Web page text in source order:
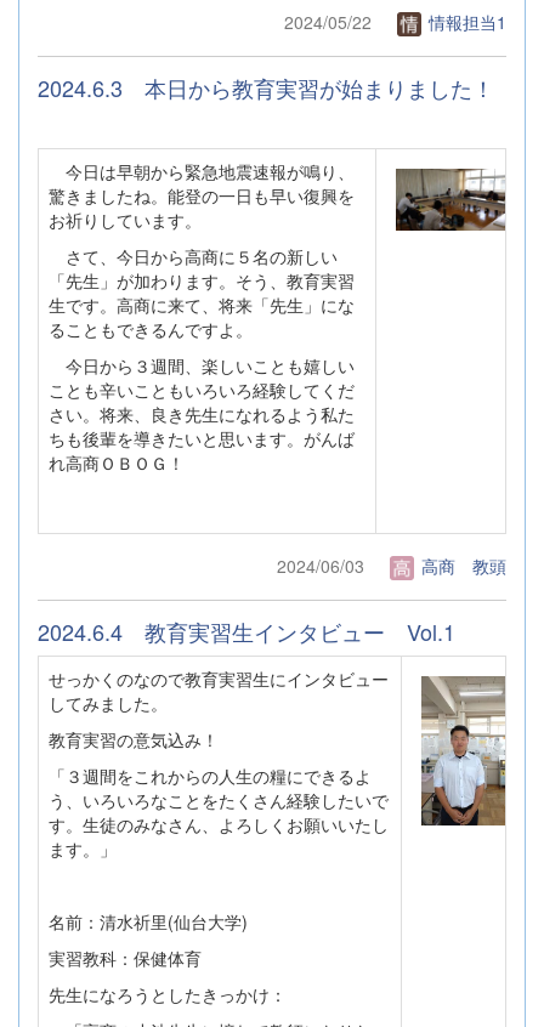
2024/05/22 情報担当1
2024.6.3 本日から教育実習が始まりました！
今日は早朝から緊急地震速報が鳴り、
驚きましたね。能登の一日も早い復興を
お祈りしています。
さて、今日から高商に５名の新しい
「先生」が加わります。そう、教育実習
生です。高商に来て、将来「先生」にな
ることもできるんですよ。
今日から３週間、楽しいことも嬉しい
ことも辛いこともいろいろ経験してくだ
さい。将来、良き先生になれるよう私た
ちも後輩を導きたいと思います。がんば
れ高商ＯＢＯＧ！
2024/06/03 高商 教頭
2024.6.4 教育実習生インタビュー Vol.1
せっかくのなので教育実習生にインタビュー
してみました。
教育実習の意気込み！
「３週間をこれからの人生の糧にできるよ
う、いろいろなことをたくさん経験したいで
す。生徒のみなさん、よろしくお願いいたし
ます。」
名前：清水祈里(仙台大学)
実習教科：保健体育
先生になろうとしたきっかけ：